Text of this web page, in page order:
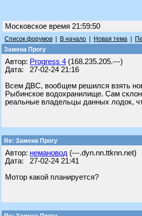
Московское время 21:59:50
Список форумов В начало Новая тема
Замена Прогу
Автор: Progress 4 (168.235.205.---)
Дата: 27-02-24 21:16
Всем ДВС, вообщем решился взять
Рыбинское водохранилище. Сам
реальные владельцы данных лодок,
Re: Замена Прогу
Автор: немановод (---.dyn.nn.ttknn.net)
Дата: 27-02-24 21:41
Мотор какой планируется?